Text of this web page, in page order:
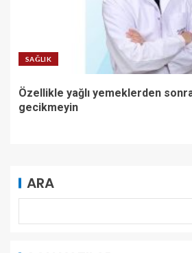
SAĞLIK
Özellikle yağlı yemeklerden
gecikmeyin
ARA